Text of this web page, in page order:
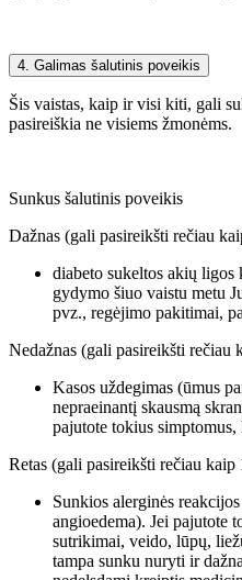
4. Galimas šalutinis poveikis
Šis vaistas, kaip ir visi kiti, gali
pasireiškia ne visiems žmonėms.
Sunkus šalutinis poveikis
Dažnas (gali pasireikšti rečiau
diabeto sukeltos akių
gydymo šiuo vaistu metu
pvz., regėjimo pakitimai,
Nedažnas (gali pasireikšti rečiau
Kasos uždegimas (ūmus
nepraeinantį skausmą
pajutote tokius
Retas (gali pasireikšti rečiau kaip
Sunkios alerginės
angioedema). Jei pajutote
sutrikimai, veido, lūpų,
tampa sunku nuryti ir